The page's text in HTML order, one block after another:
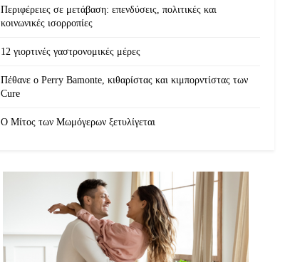
Περιφέρειες σε μετάβαση: επενδύσεις, πολιτικές και
κοινωνικές ισορροπίες
12 γιορτινές γαστρονομικές μέρες
Πέθανε ο Perry Bamonte, κιθαρίστας και κιμπορντίστας των
Cure
O Μίτος των Μωμόγερων ξετυλίγεται